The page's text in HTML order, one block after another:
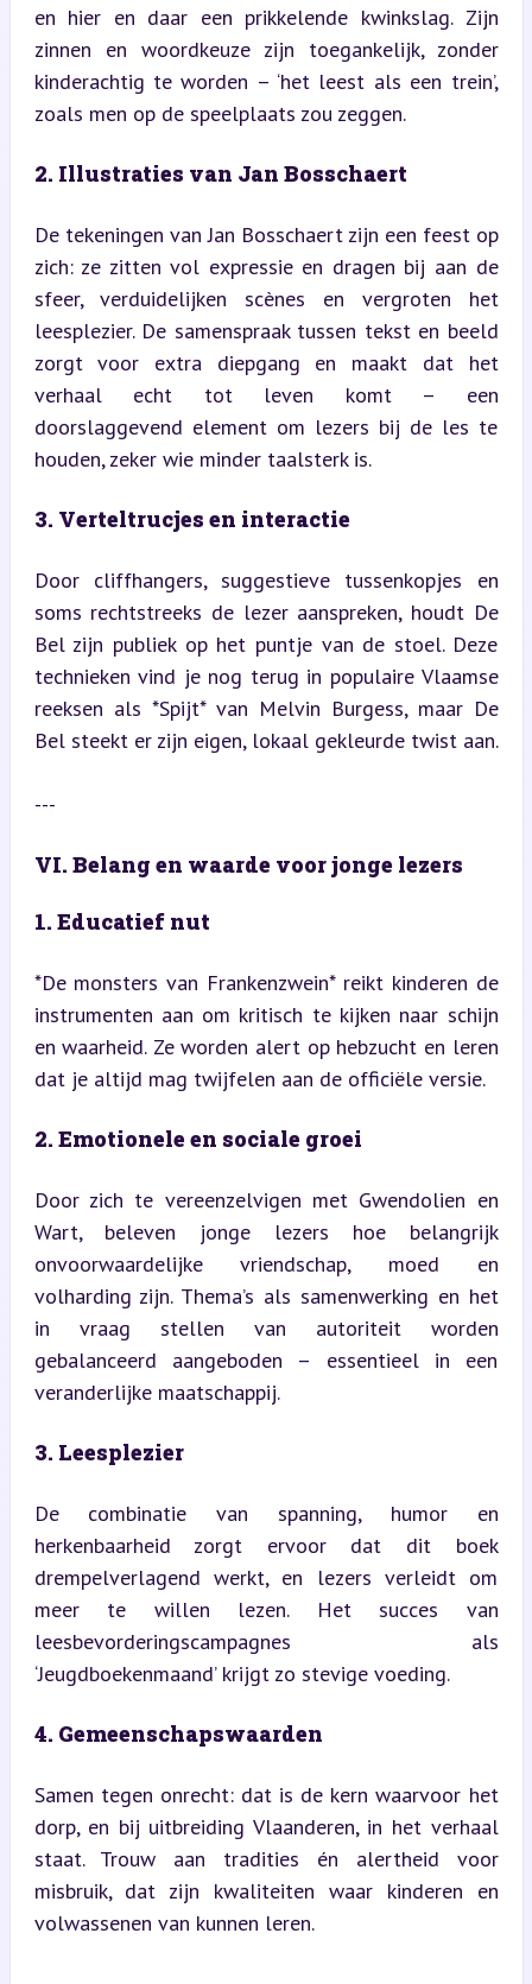
en hier en daar een prikkelende kwinkslag. Zijn
zinnen en woordkeuze zijn toegankelijk, zonder
kinderachtig te worden – ‘het leest als een trein’,
zoals men op de speelplaats zou zeggen.
2. Illustraties van Jan Bosschaert
De tekeningen van Jan Bosschaert zijn een feest op
zich: ze zitten vol expressie en dragen bij aan de
sfeer, verduidelijken scènes en vergroten het
leesplezier. De samenspraak tussen tekst en beeld
zorgt voor extra diepgang en maakt dat het
verhaal echt tot leven komt – een
doorslaggevend element om lezers bij de les te
houden, zeker wie minder taalsterk is.
3. Verteltrucjes en interactie
Door cliffhangers, suggestieve tussenkopjes en
soms rechtstreeks de lezer aanspreken, houdt De
Bel zijn publiek op het puntje van de stoel. Deze
technieken vind je nog terug in populaire Vlaamse
reeksen als *Spijt* van Melvin Burgess, maar De
Bel steekt er zijn eigen, lokaal gekleurde twist aan.
---
VI. Belang en waarde voor jonge lezers
1. Educatief nut
*De monsters van Frankenzwein* reikt kinderen de
instrumenten aan om kritisch te kijken naar schijn
en waarheid. Ze worden alert op hebzucht en leren
dat je altijd mag twijfelen aan de officiële versie.
2. Emotionele en sociale groei
Door zich te vereenzelvigen met Gwendolien en
Wart, beleven jonge lezers hoe belangrijk
onvoorwaardelijke vriendschap, moed en
volharding zijn. Thema’s als samenwerking en het
in vraag stellen van autoriteit worden
gebalanceerd aangeboden – essentieel in een
veranderlijke maatschappij.
3. Leesplezier
De combinatie van spanning, humor en
herkenbaarheid zorgt ervoor dat dit boek
drempelverlagend werkt, en lezers verleidt om
meer te willen lezen. Het succes van
leesbevorderingscampagnes als
‘Jeugdboekenmaand’ krijgt zo stevige voeding.
4. Gemeenschapswaarden
Samen tegen onrecht: dat is de kern waarvoor het
dorp, en bij uitbreiding Vlaanderen, in het verhaal
staat. Trouw aan tradities én alertheid voor
misbruik, dat zijn kwaliteiten waar kinderen en
volwassenen van kunnen leren.